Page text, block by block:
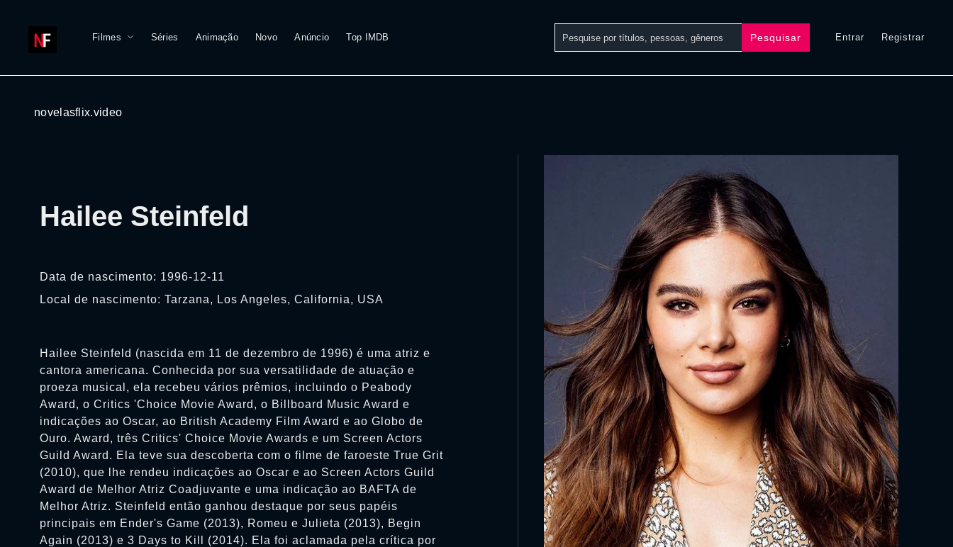
Filmes Séries Animação Novo Anúncio Top IMDB Pesquisar Entrar Registrar
novelasflix.video
Hailee Steinfeld
Data de nascimento: 1996-12-11
Local de nascimento: Tarzana, Los Angeles, California, USA
Hailee Steinfeld (nascida em 11 de dezembro de 1996) é uma atriz e
cantora americana. Conhecida por sua versatilidade de atuação e
proeza musical, ela recebeu vários prêmios, incluindo o Peabody
Award, o Critics 'Choice Movie Award, o Billboard Music Award e
indicações ao Oscar, ao British Academy Film Award e ao Globo de
Ouro. Award, três Critics' Choice Movie Awards e um Screen Actors
Guild Award. Ela teve sua descoberta com o filme de faroeste True Grit
(2010), que lhe rendeu indicações ao Oscar e ao Screen Actors Guild
Award de Melhor Atriz Coadjuvante e uma indicação ao BAFTA de
Melhor Atriz. Steinfeld então ganhou destaque por seus papéis
principais em Ender's Game (2013), Romeu e Julieta (2013), Begin
Again (2013) e 3 Days to Kill (2014). Ela foi aclamada pela crítica por